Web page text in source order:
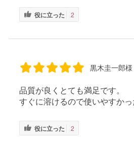
役に立った 2
黒木圭一郎様
品質が良くとても満足です。
すぐに溶けるので使いやすかっ
役に立った 2